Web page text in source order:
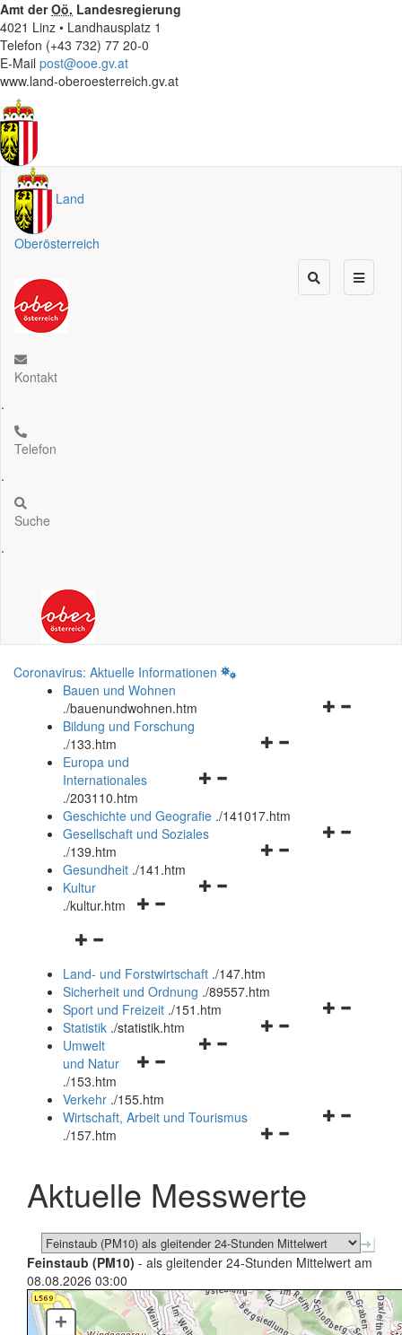
Amt derOö. Landesregierung
4021 Linz • Landhausplatz 1
Telefon (+43 732) 77 20-0
E-Mail post@ooe.gv.at
www.land-oberoesterreich.gv.at
Land
Oberösterreich
Kontakt
.
Telefon
.
Suche
.
Coronavirus: Aktuelle Informationen
Bauen und Wohnen
./bauenundwohnen.htm
Navigationsmenü
Bildung und Forschung
./133.htm
Navigationsmenü
und
schließen
Europa und
Internationales
./203110.htm
Geschichte und Geografie ./141017.htm
Navigationsmenü
Gesellschaft und Soziales
./139.htm
Navigationsmenü
Gesundheit ./141.htm
Navigationsmenü
Kultur
./kultur.htm
Navigationsmenü
und
schließen
Land- und Forstwirtschaft ./147.htm
Sicherheit und Ordnung ./89557.htm
Navigationsmenü
Sport und Freizeit ./151.htm
Navigationsmenü
Statistik ./statistik.htm
Navigationsmenü
und
schließen
Umwelt
und Natur
./153.htm
Verkehr ./155.htm
Navigationsmenü
schließen
Wirtschaft, Arbeit und Tourismus
./157.htm
Aktuelle Messwerte
Feinstaub (PM10) - als gleitender 24-Stunden Mittelwert am
08.08.2026 03:00
+